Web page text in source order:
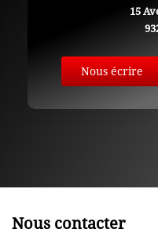
15
Nous écrire
Nous contacter